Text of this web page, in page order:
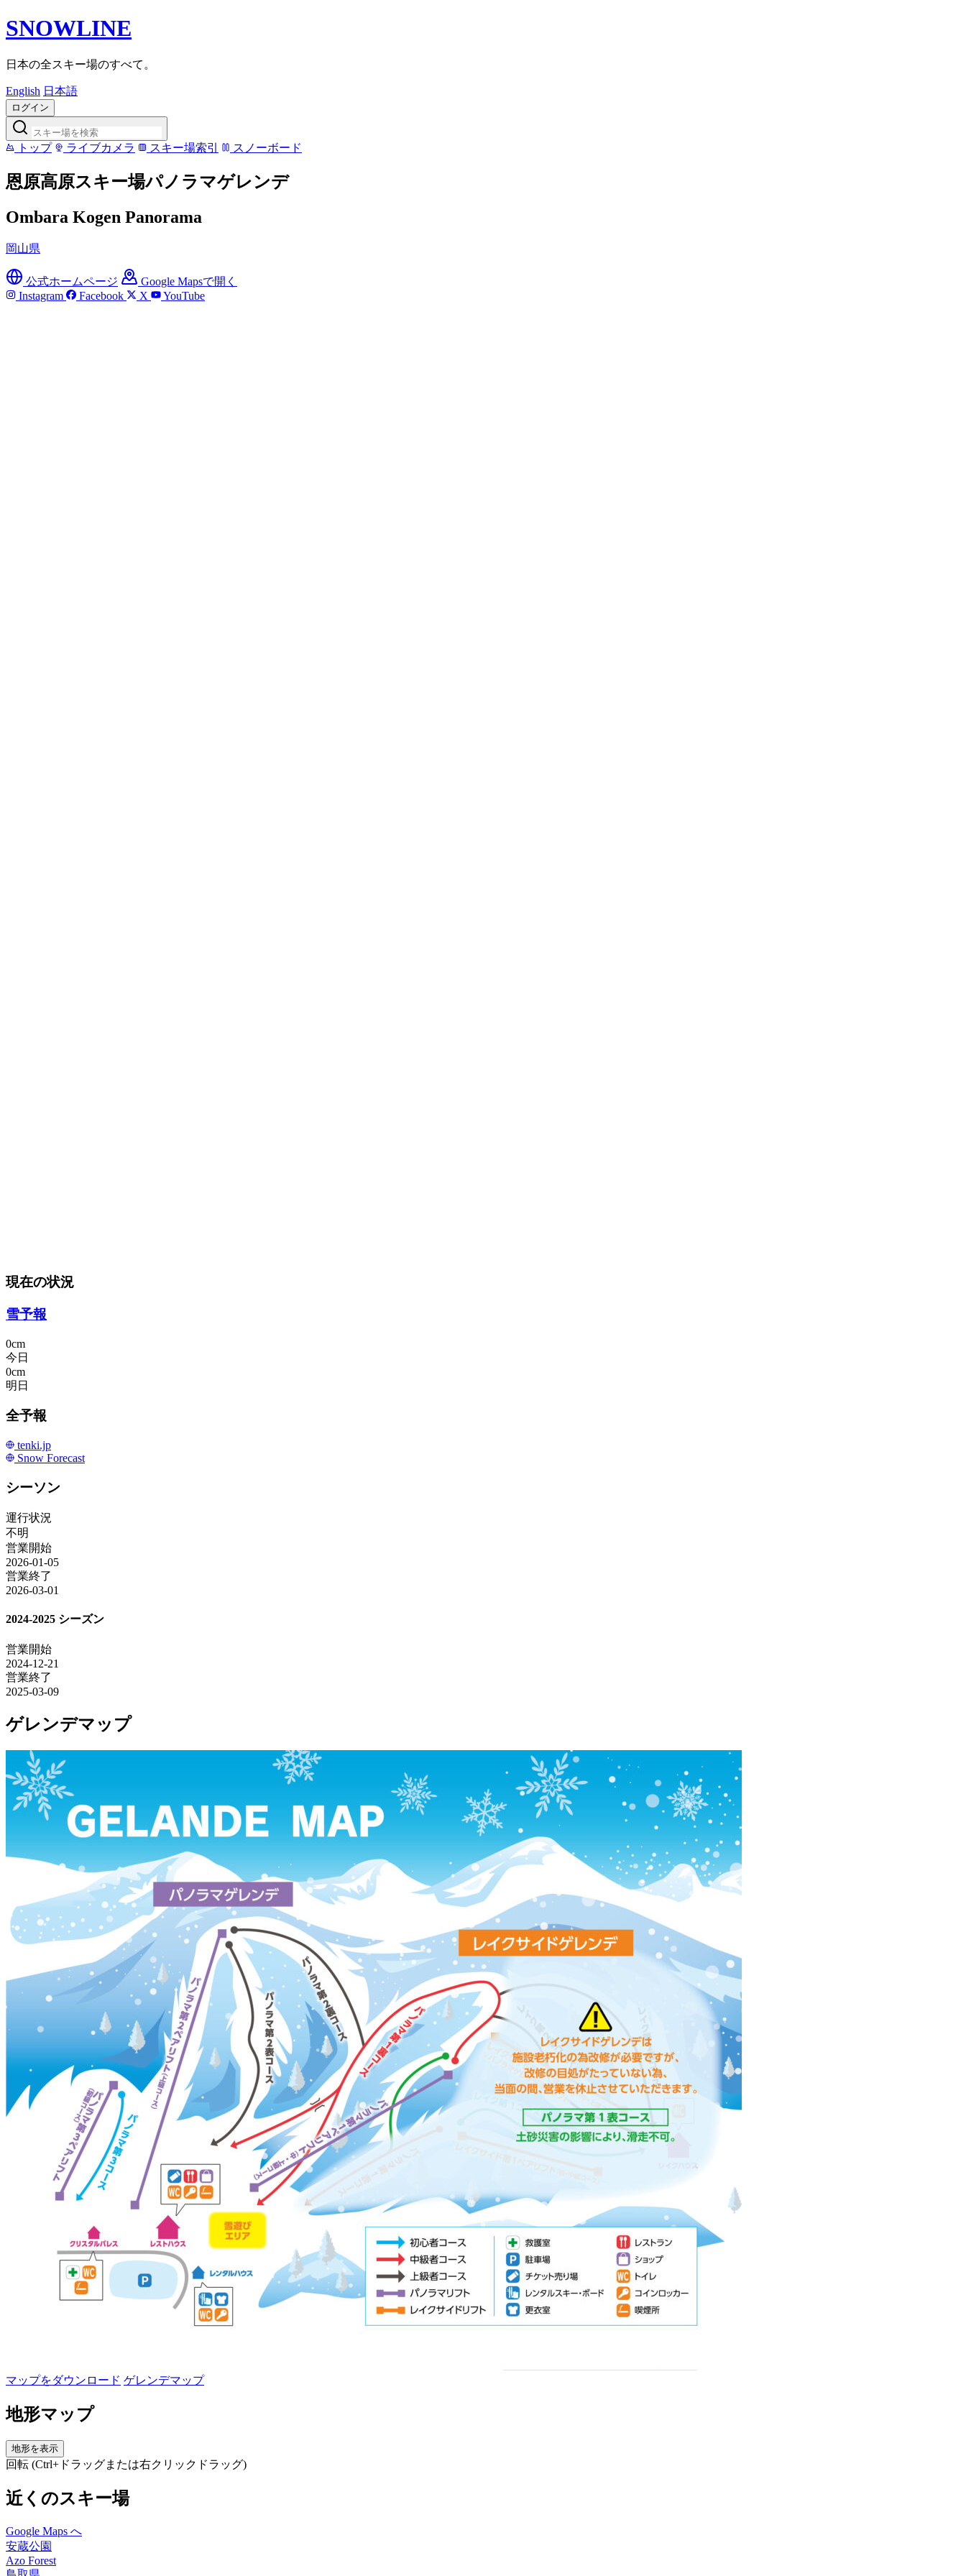
SNOWLINE
日本の全スキー場のすべて。
English 日本語
ログイン
トップ ライブカメラ スキー場索引 スノーボード
恩原高原スキー場パノラマゲレンデ
Ombara Kogen Panorama
岡山県
公式ホームページ
Google Mapsで開く
Instagram
Facebook X YouTube
現在の状況
雪予報
0cm
今日
0cm
明日
全予報
tenki.jp
Snow Forecast
シーソン
運行状況
不明
営業開始
2026-01-05
営業終了
2026-03-01
2024-2025 シーズン
営業開始
2024-12-21
営業終了
2025-03-09
ゲレンデマップ
マップをダウンロード ゲレンデマップ
地形マップ
地形を表示
回転 (Ctrl+ドラッグまたは右クリックドラッグ)
近くのスキー場
Google Maps へ
安蔵公園
Azo Forest